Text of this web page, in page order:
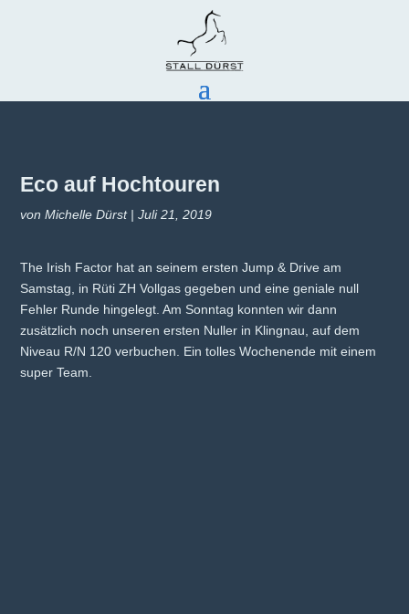
Eco auf Hochtouren
vonMichelle Dürst|Juli 21, 2019
The Irish Factor hat an seinem ersten Jump & Drive am
Samstag, in Rüti ZH Vollgas gegeben und eine geniale null
Fehler Runde hingelegt. Am Sonntag konnten wir dann
zusätzlich noch unseren ersten Nuller in Klingnau, auf dem
Niveau R/N 120 verbuchen. Ein tolles Wochenende mit einem
super Team.